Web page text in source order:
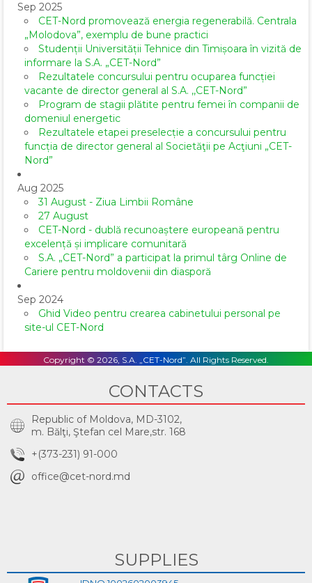
Sep 2025
CET-Nord promovează energia regenerabilă. Centrala
„Molodova”, exemplu de bune practici
Studenții Universității Tehnice din Timișoara în vizită de
informare la S.A. „CET-Nord”
Rezultatele concursului pentru ocuparea funcției
vacante de director general al S.A. ,,CET-Nord”
Program de stagii plătite pentru femei în companii de
domeniul energetic
Rezultatele etapei preselecție a concursului pentru
funcția de director general al Societăţii pe Acţiuni „CET-
Nord”
Aug 2025
31 August - Ziua Limbii Române
27 August
CET-Nord - dublă recunoaștere europeană pentru
excelență și implicare comunitară
S.A. „CET-Nord” a participat la primul târg Online de
Cariere pentru moldovenii din diasporă
Sep 2024
Ghid Video pentru crearea cabinetului personal pe
site-ul CET-Nord
Copyright © 2026, S.A. „CET-Nord”. All Rights Reserved.
CONTACTS
Republic of Moldova, MD-3102,
m. Bălţi, Ştefan cel Mare,str. 168
+(373-231) 91-000
office@cet-nord.md
SUPPLIES